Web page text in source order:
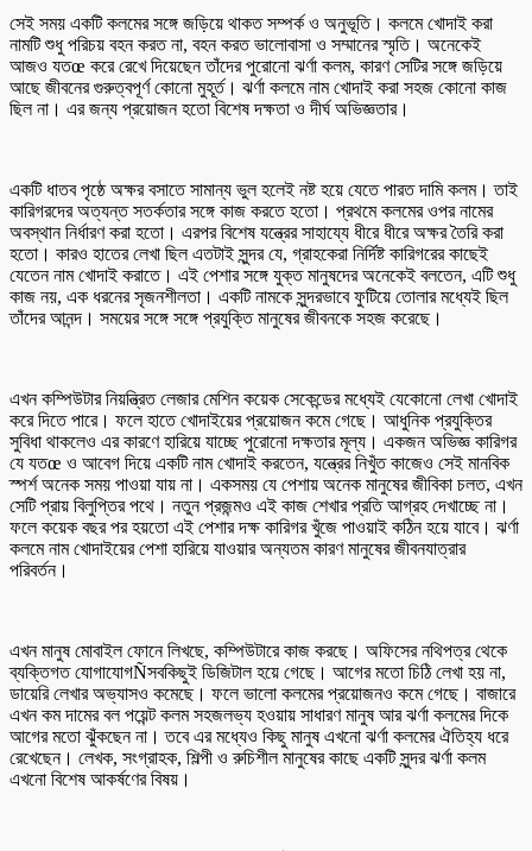
সেই সময় একটি কলমের সঙ্গে জড়িয়ে থাকত সম্পর্ক ও অনুভূতি। কলমে খোদাই করা
নামটি শুধু পরিচয় বহন করত না, বহন করত ভালোবাসা ও সম্মানের স্মৃতি। অনেকেই
আজও যতœ করে রেখে দিয়েছেন তাঁদের পুরোনো ঝর্ণা কলম, কারণ সেটির সঙ্গে জড়িয়ে
আছে জীবনের গুরুত্বপূর্ণ কোনো মুহূর্ত। ঝর্ণা কলমে নাম খোদাই করা সহজ কোনো কাজ
ছিল না। এর জন্য প্রয়োজন হতো বিশেষ দক্ষতা ও দীর্ঘ অভিজ্ঞতার।
একটি ধাতব পৃষ্ঠে অক্ষর বসাতে সামান্য ভুল হলেই নষ্ট হয়ে যেতে পারত দামি কলম। তাই
কারিগরদের অত্যন্ত সতর্কতার সঙ্গে কাজ করতে হতো। প্রথমে কলমের ওপর নামের
অবস্থান নির্ধারণ করা হতো। এরপর বিশেষ যন্ত্রের সাহায্যে ধীরে ধীরে অক্ষর তৈরি করা
হতো। কারও হাতের লেখা ছিল এতটাই সুন্দর যে, গ্রাহকেরা নির্দিষ্ট কারিগরের কাছেই
যেতেন নাম খোদাই করাতে। এই পেশার সঙ্গে যুক্ত মানুষদের অনেকেই বলতেন, এটি শুধু
কাজ নয়, এক ধরনের সৃজনশীলতা। একটি নামকে সুন্দরভাবে ফুটিয়ে তোলার মধ্যেই ছিল
তাঁদের আনন্দ। সময়ের সঙ্গে সঙ্গে প্রযুক্তি মানুষের জীবনকে সহজ করেছে।
এখন কম্পিউটার নিয়ন্ত্রিত লেজার মেশিন কয়েক সেকেন্ডের মধ্যেই যেকোনো লেখা খোদাই
করে দিতে পারে। ফলে হাতে খোদাইয়ের প্রয়োজন কমে গেছে। আধুনিক প্রযুক্তির
সুবিধা থাকলেও এর কারণে হারিয়ে যাচ্ছে পুরোনো দক্ষতার মূল্য। একজন অভিজ্ঞ কারিগর
যে যতœ ও আবেগ দিয়ে একটি নাম খোদাই করতেন, যন্ত্রের নিখুঁত কাজেও সেই মানবিক
স্পর্শ অনেক সময় পাওয়া যায় না। একসময় যে পেশায় অনেক মানুষের জীবিকা চলত, এখন
সেটি প্রায় বিলুপ্তির পথে। নতুন প্রজন্মও এই কাজ শেখার প্রতি আগ্রহ দেখাচ্ছে না।
ফলে কয়েক বছর পর হয়তো এই পেশার দক্ষ কারিগর খুঁজে পাওয়াই কঠিন হয়ে যাবে। ঝর্ণা
কলমে নাম খোদাইয়ের পেশা হারিয়ে যাওয়ার অন্যতম কারণ মানুষের জীবনযাত্রার
পরিবর্তন।
এখন মানুষ মোবাইল ফোনে লিখছে, কম্পিউটারে কাজ করছে। অফিসের নথিপত্র থেকে
ব্যক্তিগত যোগাযোগÑসবকিছুই ডিজিটাল হয়ে গেছে। আগের মতো চিঠি লেখা হয় না,
ডায়েরি লেখার অভ্যাসও কমেছে। ফলে ভালো কলমের প্রয়োজনও কমে গেছে। বাজারে
এখন কম দামের বল পয়েন্ট কলম সহজলভ্য হওয়ায় সাধারণ মানুষ আর ঝর্ণা কলমের দিকে
আগের মতো ঝুঁকছেন না। তবে এর মধ্যেও কিছু মানুষ এখনো ঝর্ণা কলমের ঐতিহ্য ধরে
রেখেছেন। লেখক, সংগ্রাহক, শিল্পী ও রুচিশীল মানুষের কাছে একটি সুন্দর ঝর্ণা কলম
এখনো বিশেষ আকর্ষণের বিষয়।